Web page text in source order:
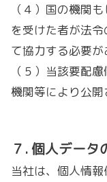
（４）国の機関
を受けた者が法
て協力する必要が
（５）当該要配
機関等により公
７. 個人データ
当社は、個人情